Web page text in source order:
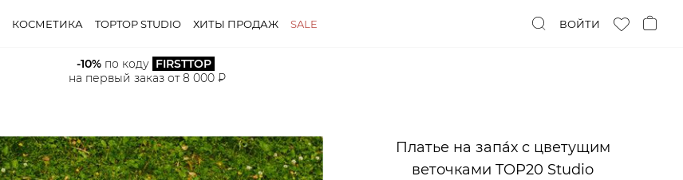
КОСМЕТИКА TOPTOP STUDIO ХИТЫ ПРОДАЖ SALE ВОЙТИ
-10% по коду FIRSTTOP
на первый заказ от 8 000 ₽
Платье на запáх с цветущим
веточками TOP20 Studio